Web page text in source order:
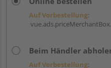
Auf Vorbestellung:
Beim Händler
Auf Vorbestellung: